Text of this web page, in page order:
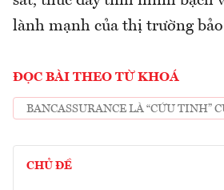
lành mạnh của thị trường
ĐỌC BÀI THEO TỪ KHOÁ
BANCASSURANCE LÀ “CỨU TINH”
CHỦ ĐỀ